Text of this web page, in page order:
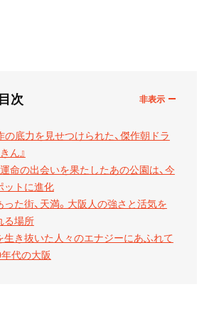
次
の底力を見せつけられた、傑作朝ドラ
ん』
命の出会いを果たしたあの公園は、今
ットに進化
た街、天満。大阪人の強さと活気を
る場所
生き抜いた人々のエナジーにあふれて
代の大阪